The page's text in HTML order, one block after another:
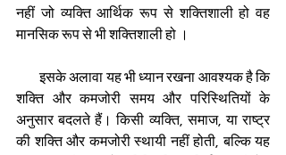
नहीं जो व्यक्ति आर्थिक रूप से शक्तिशाली हो वह
मानसिक रूप से भी शक्तिशाली हो ।
इसके अलावा यह भी ध्यान रखना आवश्यक है कि
शक्ति और कमजोरी समय और परिस्थितियों के
अनुसार बदलते हैं। किसी व्यक्ति, समाज, या राष्ट्र
की शक्ति और कमजोरी स्थायी नहीं होती, बल्कि यह